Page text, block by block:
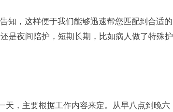
知，这样便于我们能够迅速帮您匹配到合适的
是夜间陪护，短期长期，比如病人做了特殊护
天，主要根据工作内容来定。从早八点到晚六